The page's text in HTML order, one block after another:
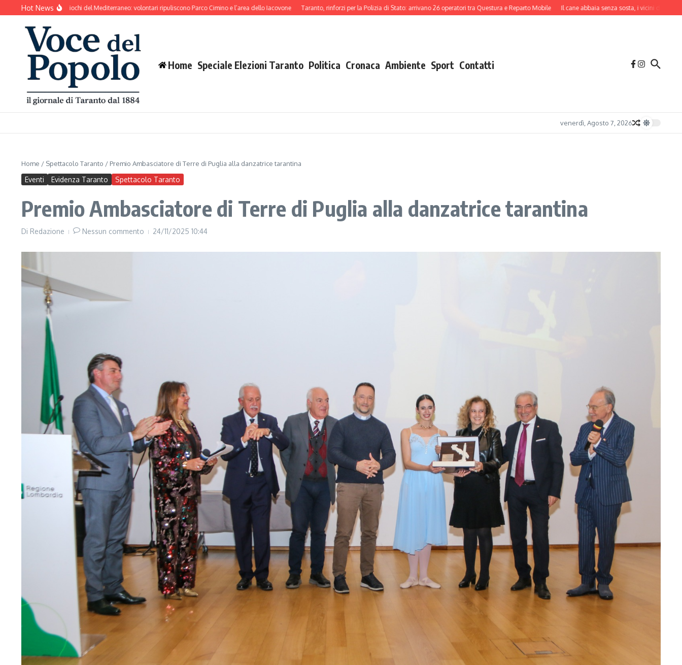
Salta al contenuto
Hot News
prepara ai Giochi del Mediterraneo: volontari ripuliscono Parco Cimino e l’area dello Iacovone Taranto, rinforzi per la Polizia di Stato: arrivano 26 operatori tra Questura e Reparto Mobile Il cane abbaia senza sosta, i vicini danno l’allarme:
Home Speciale Elezioni Taranto Politica Cronaca Ambiente Sport Contatti
venerdì, Agosto 7, 2026
Home / Spettacolo Taranto / Premio Ambasciatore di Terre di Puglia alla danzatrice tarantina
Eventi Evidenza Taranto Spettacolo Taranto
Premio Ambasciatore di Terre di Puglia alla danzatrice tarantina
Di Redazione Nessun commento 24/11/2025 10:44